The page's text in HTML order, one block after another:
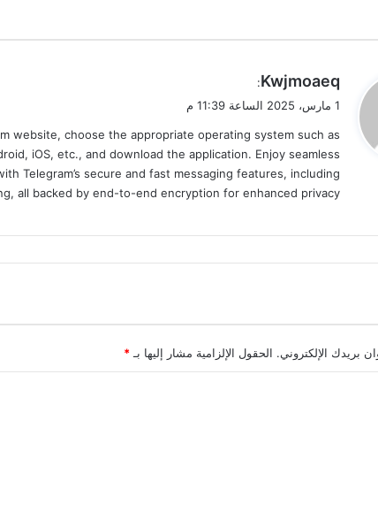
ي
ل
Kwjmoaeq
:
1 مارس، 2025 الساعة 11:39 م
website, choose the appropriate operating system such as
iOS, etc., and download the application. Enjoy seamless
Telegram’s secure and fast messaging features, including
all backed by end-to-end encryption for enhanced privacy.
بريدك الإلكتروني. الحقول الإلزامية مشار إليها بـ *